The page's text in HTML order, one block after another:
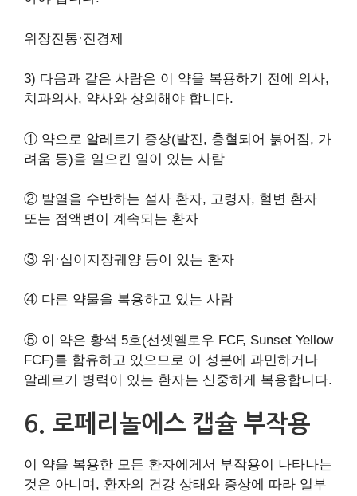
위장진통·진경제
3) 다음과 같은 사람은 이 약을 복용하기 전에 의사,
치과의사, 약사와 상의해야 합니다.
① 약으로 알레르기 증상(발진, 충혈되어 붉어짐, 가
려움 등)을 일으킨 일이 있는 사람
② 발열을 수반하는 설사 환자, 고령자, 혈변 환자
또는 점액변이 계속되는 환자
③ 위·십이지장궤양 등이 있는 환자
④ 다른 약물을 복용하고 있는 사람
⑤ 이 약은 황색 5호(선셋옐로우 FCF, Sunset Yellow
FCF)를 함유하고 있으므로 이 성분에 과민하거나
알레르기 병력이 있는 환자는 신중하게 복용합니다.
6. 로페리놀에스 캡슐 부작용
이 약을 복용한 모든 환자에게서 부작용이 나타나는
것은 아니며, 환자의 건강 상태와 증상에 따라 일부